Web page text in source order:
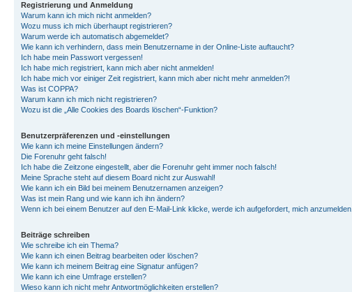
Registrierung und Anmeldung
Warum kann ich mich nicht anmelden?
Wozu muss ich mich überhaupt registrieren?
Warum werde ich automatisch abgemeldet?
Wie kann ich verhindern, dass mein Benutzername in der Online-Liste auftaucht?
Ich habe mein Passwort vergessen!
Ich habe mich registriert, kann mich aber nicht anmelden!
Ich habe mich vor einiger Zeit registriert, kann mich aber nicht mehr anmelden?!
Was ist COPPA?
Warum kann ich mich nicht registrieren?
Wozu ist die „Alle Cookies des Boards löschen“-Funktion?
Benutzerpräferenzen und -einstellungen
Wie kann ich meine Einstellungen ändern?
Die Forenuhr geht falsch!
Ich habe die Zeitzone eingestellt, aber die Forenuhr geht immer noch falsch!
Meine Sprache steht auf diesem Board nicht zur Auswahl!
Wie kann ich ein Bild bei meinem Benutzernamen anzeigen?
Was ist mein Rang und wie kann ich ihn ändern?
Wenn ich bei einem Benutzer auf den E-Mail-Link klicke, werde ich aufgefordert, mich anzumelden.
Beiträge schreiben
Wie schreibe ich ein Thema?
Wie kann ich einen Beitrag bearbeiten oder löschen?
Wie kann ich meinem Beitrag eine Signatur anfügen?
Wie kann ich eine Umfrage erstellen?
Wieso kann ich nicht mehr Antwortmöglichkeiten erstellen?